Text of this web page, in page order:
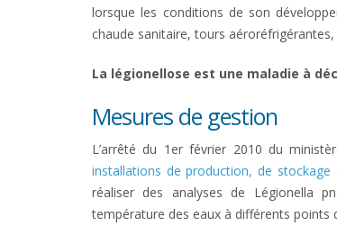
lorsque les conditions de son
chaude sanitaire, tours
La légionellose est une maladie à
Mesures de gestion
L’arrêté du 1er février 2010 du
installations de production, de stockage
réaliser des analyses de Légionella
température des eaux à différents points